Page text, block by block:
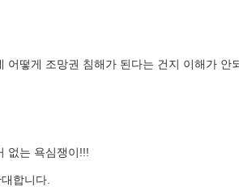
어떻게 조망권 침해가 된다는 건지 이해가 안
없는 욕심쟁이!!!
합니다.